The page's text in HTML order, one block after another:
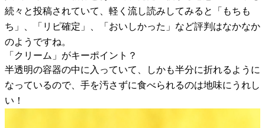
続々と投稿されていて、軽く流し読みしてみると「もちも
ち」、「リピ確定」、「おいしかった」など評判はなかなか
のようですね。
「クリーム」がキーポイント？
半透明の容器の中に入っていて、しかも半分に折れるように
なっているので、手を汚さずに食べられるのは地味にうれし
い！